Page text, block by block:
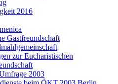
2016
Gastfreundschaft
zur Eucharistischen
2003